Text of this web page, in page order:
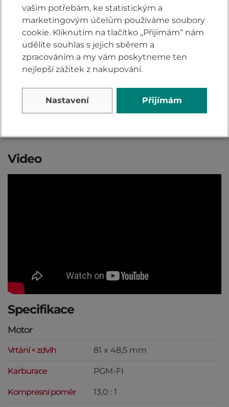
pružiny. Klikový hřídel a titanové ojnice jsou lehčí,
což snižuje setrvačnost otáček. A každý převodový
stupeň je kratší, což i díky dvoumotorovému
elektronickému ovládání plynu zvyšuje zrychlení.
Naměřená čísla jsou působivá. 160 kW (215 koní) při
14 000 ot/min a 113 Nm při 12 000 ot/min. Ale
středním rozsahem až k červené oblasti
otáčkoměru s takovou vervou, že se z jízdy prostě
Video
Specifikace
Motor
Vrtání × zdvih 81 x 48,5 mm
Karburace PGM-FI
Kompresní poměr 13,0 : 1
vašim potřebám, ke statistickým a
marketingovým účelům používáme soubory
cookie. Kliknutím na tlačítko „Přijímám“ nám
udělíte souhlas s jejich sběrem a
zpracováním a my vám poskytneme ten
nejlepší zážitek z nakupování.
Nastavení Přijímám